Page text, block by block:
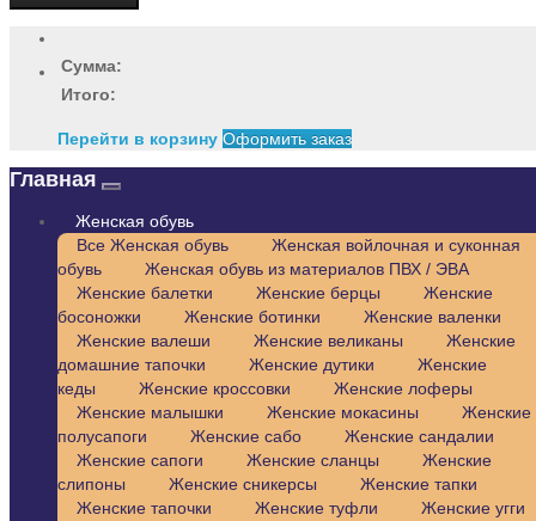
Сумма:
Итого:
Перейти в корзину Оформить заказ
Главная
Женская обувь
Все Женская обувь
Женская войлочная и суконная
обувь
Женская обувь из материалов ПВХ / ЭВА
Женские балетки
Женские берцы
Женские
босоножки
Женские ботинки
Женские валенки
Женские валеши
Женские великаны
Женские
домашние тапочки
Женские дутики
Женские
кеды
Женские кроссовки
Женские лоферы
Женские малышки
Женские мокасины
Женские
полусапоги
Женские сабо
Женские сандалии
Женские сапоги
Женские сланцы
Женские
слипоны
Женские сникерсы
Женские тапки
Женские тапочки
Женские туфли
Женские угги